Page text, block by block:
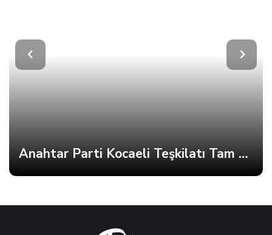
Anahtar Parti Kocaeli Teşkilatı Tam Kadro Toplandı